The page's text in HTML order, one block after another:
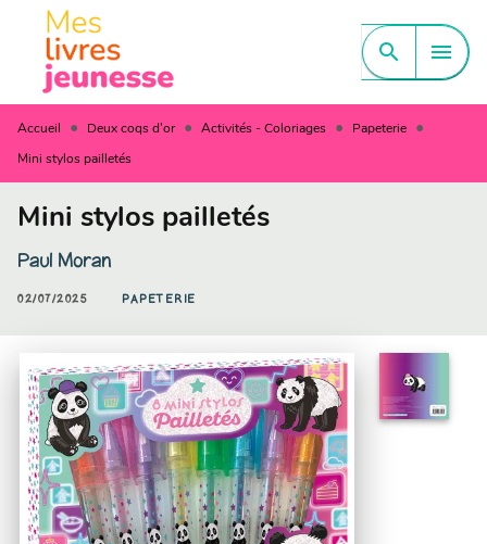
MENU CONTENU
PIED DE PAGE
search menu
Accueil • Deux coqs d'or • Activités - Coloriages • Papeterie •
Mini stylos pailletés
Mini stylos pailletés
Paul Moran
02/07/2025 PAPETERIE